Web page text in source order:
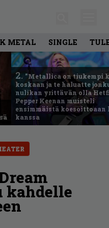
METAL SINGLE
2. ”Metallica on tiukempi
koskaan ja te haluatte
nulikan yrittävän olla
Pepper Keenan muisteli
ensimmäistä
kanssa
kahdelle